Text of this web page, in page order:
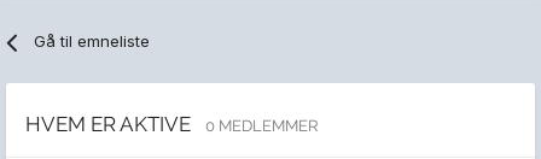
Gå til emneliste
HVEM ER AKTIVE 0 MEDLEMMER